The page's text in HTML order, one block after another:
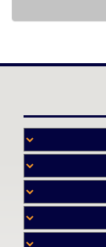
البائع
كانـوا